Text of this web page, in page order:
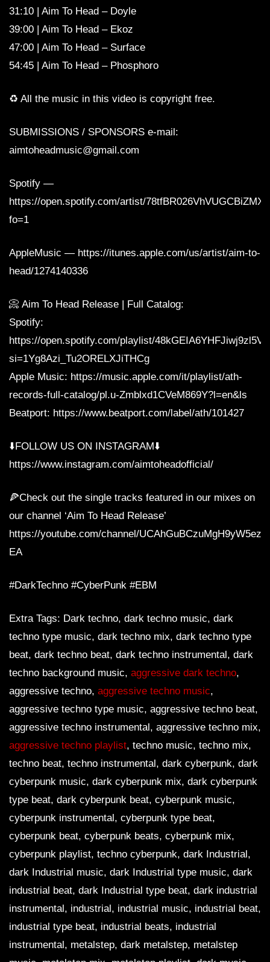
31:10 | Aim To Head – Doyle
39:00 | Aim To Head – Ekoz
47:00 | Aim To Head – Surface
54:45 | Aim To Head – Phosphoro
♻️ All the music in this video is copyright free.
SUBMISSIONS / SPONSORS e-mail:
aimtoheadmusic@gmail.com
Spotify —
https://open.spotify.com/artist/
fo=1
AppleMusic — https://itunes.apple.com/us/artist/aim-to-
head/1274140336
📀 Aim To Head Release | Full Catalog:
Spotify:
https://open.spotify.com/playlist/
si=1Yg8Azi_Tu2ORELXJiTHCg
Apple Music: https://music.apple.com/it/playlist/ath-
records-full-catalog/pl.u-Zmblxd1CVeM869Y?l=en&ls
Beatport: https://www.beatport.com/label/ath/101427
⬇️FOLLOW US ON INSTAGRAM⬇️
https://www.instagram.com/aimtoheadofficial/
🍕Check out the single tracks featured in our mixes on
our channel ‘Aim To Head Release’
https://youtube.com/channel/
EA
#DarkTechno #CyberPunk #EBM
Extra Tags: Dark techno, dark techno music, dark
techno type music, dark techno mix, dark techno type
beat, dark techno beat, dark techno instrumental, dark
techno background music, aggressive dark techno,
aggressive techno, aggressive techno music,
aggressive techno type music, aggressive techno beat,
aggressive techno instrumental, aggressive techno mix,
aggressive techno playlist, techno music, techno mix,
techno beat, techno instrumental, dark cyberpunk, dark
cyberpunk music, dark cyberpunk mix, dark cyberpunk
type beat, dark cyberpunk beat, cyberpunk music,
cyberpunk instrumental, cyberpunk type beat,
cyberpunk beat, cyberpunk beats, cyberpunk mix,
cyberpunk playlist, techno cyberpunk, dark Industrial,
dark Industrial music, dark Industrial type music, dark
industrial beat, dark Industrial type beat, dark industrial
instrumental, industrial, industrial music, industrial beat,
industrial type beat, industrial beats, industrial
instrumental, metalstep, dark metalstep, metalstep